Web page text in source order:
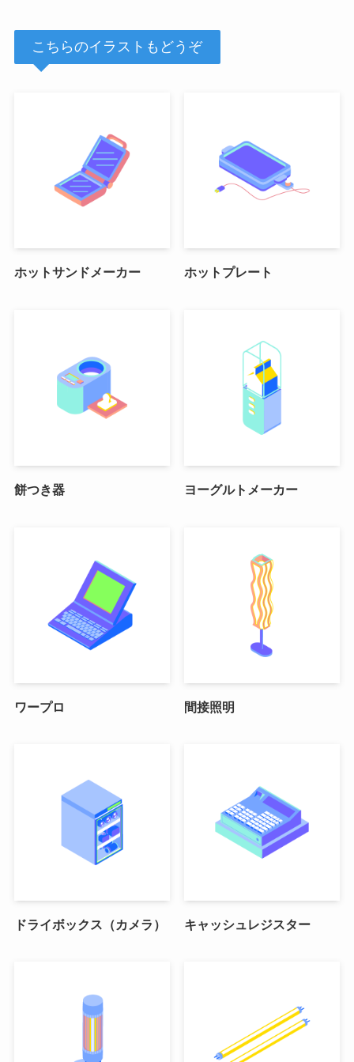
こちらのイラストもどうぞ
ホットサンドメーカー ホットプレート
餅つき器 ヨーグルトメーカー
ワープロ 間接照明
ドライボックス（カメラ） キャッシュレジスター